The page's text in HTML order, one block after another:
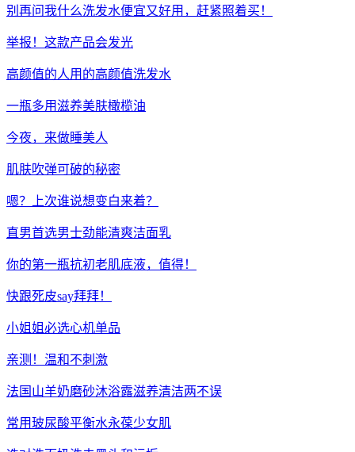
别再问我什么洗发水便宜又好用，赶紧照着买！
举报！这款产品会发光
高颜值的人用的高颜值洗发水
一瓶多用滋养美肤橄榄油
今夜，来做睡美人
肌肤吹弹可破的秘密
嗯？上次谁说想变白来着？
直男首选男士劲能清爽洁面乳
你的第一瓶抗初老肌底液，值得！
快跟死皮say拜拜！
小姐姐必选心机单品
亲测！温和不刺激
法国山羊奶磨砂沐浴露滋养清洁两不误
常用玻尿酸平衡水永葆少女肌